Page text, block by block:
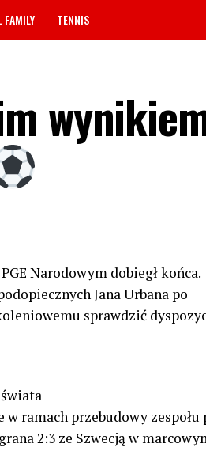
FAMILY TENNIS
Narodowym dobiegł końca.
Jana Urbana po
sprawdzić
ramach przebudowy zespołu
2:3 ze Szwecją w